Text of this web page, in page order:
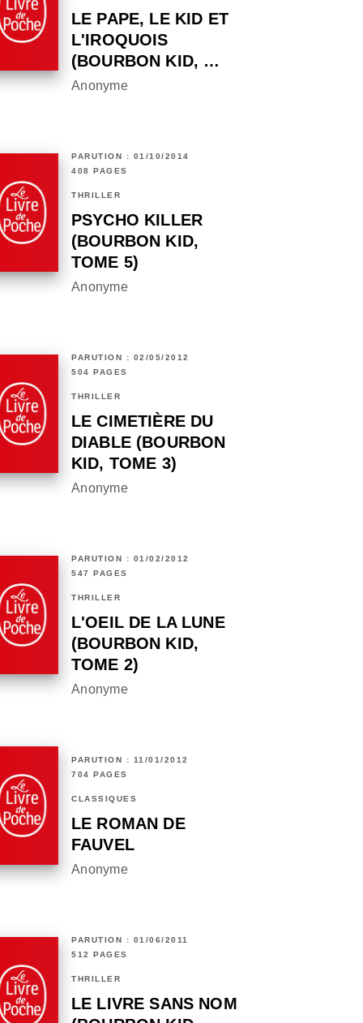
LE PAPE, LE KID ET
L'IROQUOIS
(BOURBON KID, …
Anonyme
PARUTION : 01/10/2014
408 PAGES
THRILLER
PSYCHO KILLER
(BOURBON KID,
TOME 5)
Anonyme
PARUTION : 02/05/2012
504 PAGES
THRILLER
LE CIMETIÈRE DU
DIABLE (BOURBON
KID, TOME 3)
Anonyme
PARUTION : 01/02/2012
547 PAGES
THRILLER
L'OEIL DE LA LUNE
(BOURBON KID,
TOME 2)
Anonyme
PARUTION : 11/01/2012
704 PAGES
CLASSIQUES
LE ROMAN DE
FAUVEL
Anonyme
PARUTION : 01/06/2011
512 PAGES
THRILLER
LE LIVRE SANS NOM